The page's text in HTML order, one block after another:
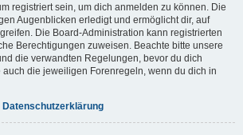
registriert sein, um dich anmelden zu können. Die
Augenblicken erledigt und ermöglicht dir, auf
Die Board-Administration kann registrierten
Berechtigungen zuweisen. Beachte bitte unsere
die verwandten Regelungen, bevor du dich
auch die jeweiligen Forenregeln, wenn du dich in
Datenschutzerklärung